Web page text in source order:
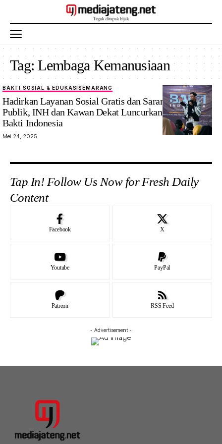
Tag:Lembaga Kemanusiaan
BAKTI SOSIAL & EDUKASISEMARANG
Hadirkan Layanan Sosial Gratis dan Sarana Edukasi
Publik, INH dan Kawan Dekat Luncurkan Program
Bakti Indonesia
Mei 24, 2025
Tap In! Follow Us Now for Fresh Daily
Content
Facebook X
Youtube PayPal
Patreon RSS Feed
- Advertisement -